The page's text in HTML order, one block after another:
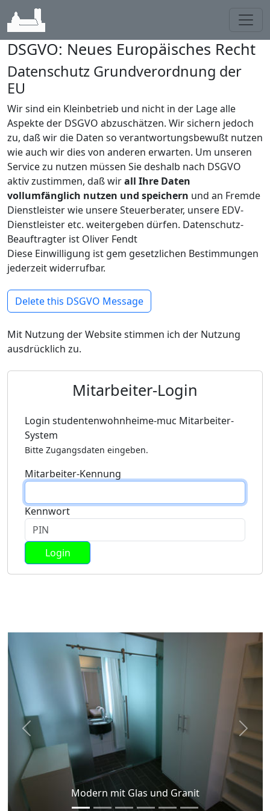
DSGVO: Neues Europäisches Recht
Datenschutz Grundverordnung der
EU
Wir sind ein Kleinbetrieb und nicht in der Lage alle
Aspekte der DSGVO abzuschätzen. Wir sichern jedoch
zu, daß wir die Daten so verantwortungsbewußt nutzen
wie auch wir dies von anderen erwarten. Um unseren
Service zu nutzen müssen Sie deshalb nach DSGVO
aktiv zustimmen, daß wirall Ihre Daten
vollumfänglich nutzen und speichern und an Fremde
Dienstleister wie unsere Steuerberater, unsere EDV-
Dienstleister etc. weitergeben dürfen. Datenschutz-
Beauftragter ist Oliver Fendt
Diese Einwilligung ist gem gesetzlichen Bestimmungen
jederzeit widerrufbar.
Delete this DSGVO Message
Mit Nutzung der Website stimmen ich der Nutzung
ausdrücklich zu.
Mitarbeiter-Login
Login studentenwohnheime-muc Mitarbeiter-
System
Bitte Zugangsdaten eingeben.
Mitarbeiter-Kennung
Kennwort
Modern mit Glas und Granit
Previous Next